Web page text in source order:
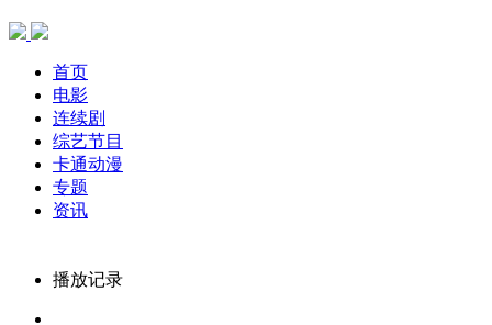
首页
电影
连续剧
综艺节目
卡通动漫
专题
资讯
播放记录